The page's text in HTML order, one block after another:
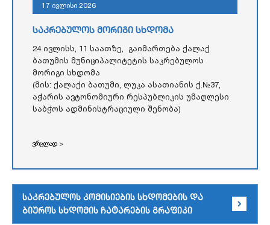
17 ივლისი 2026
საკრებულოს მორიგი სხდომა
24 ივლისს, 11 საათზე, გაიმართება ქალაქ
ბათუმის მუნიციპალიტეტის საკრებულოს
მორიგი სხდომა
(მის: ქალაქი ბათუმი, ლუკა ასათიანის ქ.№37,
აჭარის ავტონომიური რესპუბლიკის უმაღლესი
საბჭოს ადმინისტრაციული შენობა)
ვრცლად >
საკრებულოს კომისიების სხდომების და
ბიუროს სხდომის ჩატარების გრაფიკი